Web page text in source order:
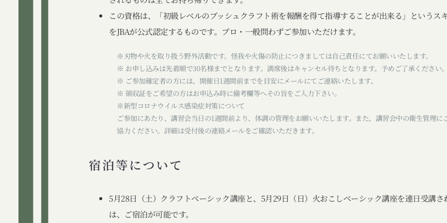
この資格は、「初級レベルのブッシュクラフト術を報酬を得て指導することが出来る」というス
をJBAが公式認定するものです。プロ・一般問わずご参加いただけます。
※刃物や火を取り扱う野外活動です。怪我や火傷の防止につきましては自己責任にてお願いいたします。
※ お申し込みは先着順で30名様までとなります。満席後はキャンセル待ちとなります。予めご了承ください。
※ ご参加確定者の方には、開催日1週間前までを目安にメールにてご連絡いたします。
※ 領収証をご希望の方はお申込み時に備考欄等へその旨をご入力下さい。
※新型コロナウイルス感染症対策について
ご参加にあたり、講習会当日の1週間前より、体調の管理をお願いいたします。また、講習会中の衛生管理に
協力ください。詳細は受付後の連絡メールをご確認いただきます。
宿泊等について
5月28日（土）クラフトベーシック講座と、5月29日（日）火おこしベーシック講座を連日受講さ
は、ご宿泊が可能です。